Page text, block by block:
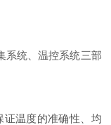
统、温控系统三部
温度的准确性、均